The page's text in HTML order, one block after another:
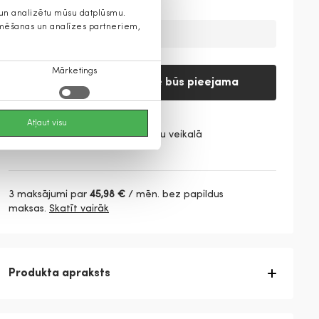
analizētu mūsu datplūsmu.
un analīzes partneriem,
Mārketings
Atļaut visu
Prece šobrīd nav pieejama
Paziņojiet, kad prece būs pieejama
Pārbaudiet preces pieejamību veikalā
3 maksājumi par 45,98 € / mēn. bez papildus
maksas. Skatīt vairāk
Produkta apraksts